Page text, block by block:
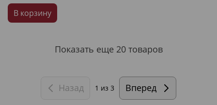
В корзину
Показать еще 20 товаров
Назад 1 из 3 Вперед